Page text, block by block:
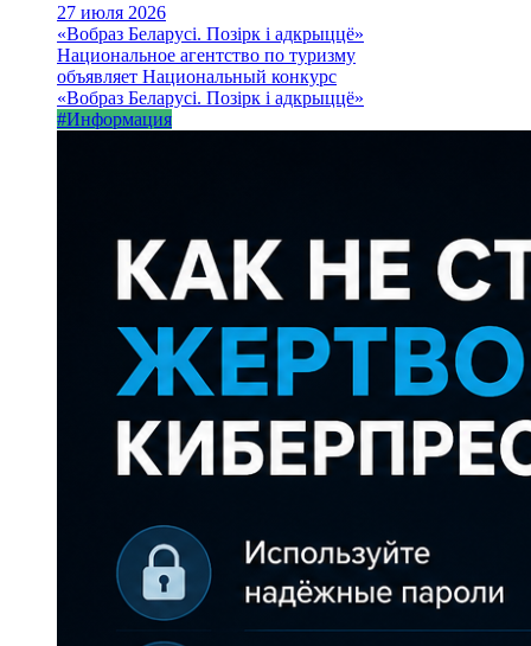
27 июля 2026
«Вобраз Беларусі. Позірк і адкрыццё»
Национальное агентство по туризму
объявляет Национальный конкурс
«Вобраз Беларусі. Позірк і адкрыццё»
#Информация